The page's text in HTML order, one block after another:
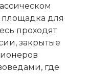
для
проходят
закрытые
где